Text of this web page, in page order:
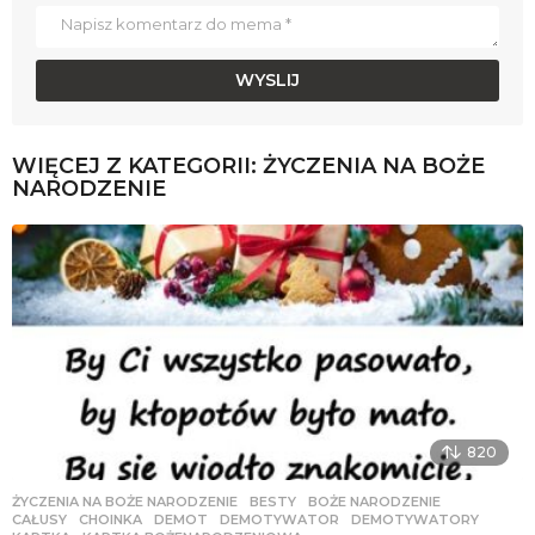
WIĘCEJ Z KATEGORII: ŻYCZENIA NA BOŻE
NARODZENIE
820
ŻYCZENIA NA BOŻE NARODZENIE BESTY ,BOŻE NARODZENIE
CAŁUSY
,CHOINKA ,DEMOT ,DEMOTYWATOR ,DEMOTYWATORY